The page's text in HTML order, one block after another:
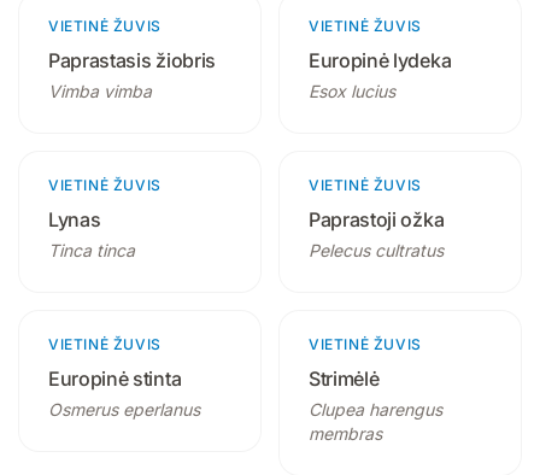
2 produktai
VIETINĖ ŽUVIS
Paprastasis žiobris
Vimba vimba
3 produktai
VIETINĖ ŽUVIS
Europinė lydeka
Esox lucius
2 produktai
VIETINĖ ŽUVIS
Lynas
Tinca tinca
2 produktai
VIETINĖ ŽUVIS
Paprastoji ožka
Pelecus cultratus
2 produktai
VIETINĖ ŽUVIS
Europinė stinta
Osmerus eperlanus
2 produktai
VIETINĖ ŽUVIS
Strimėlė
Clupea harengus
membras